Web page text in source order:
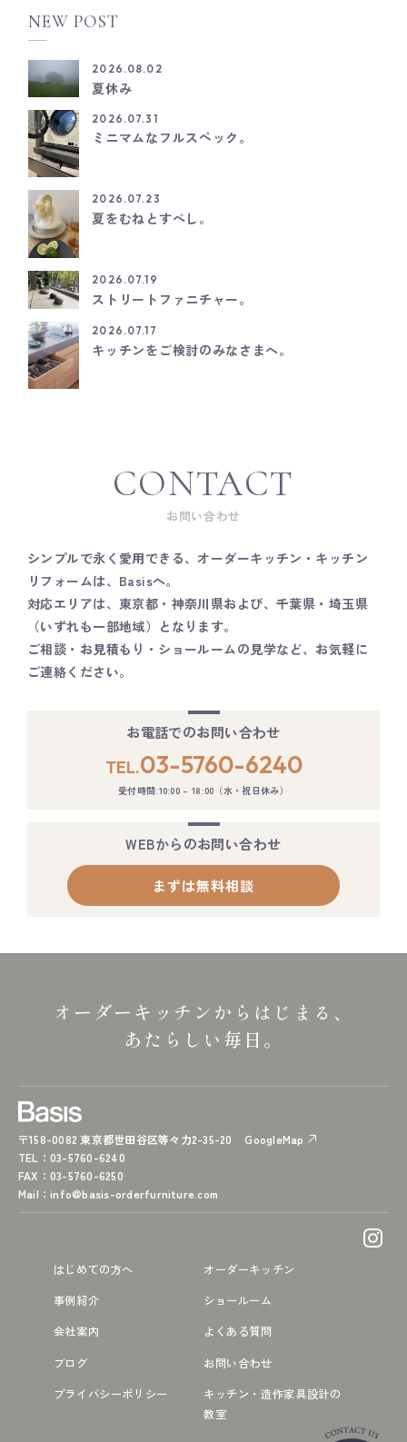
NEW POST
2026.08.02
夏休み
2026.07.31
ミニマムなフルスペック。
2026.07.23
夏をむねとすべし。
2026.07.19
ストリートファニチャー。
2026.07.17
キッチンをご検討のみなさまへ。
CONTACT
お問い合わせ
シンプルで永く愛用できる、オーダーキッチン・キッチン
リフォームは、Basisへ。
対応エリアは、東京都・神奈川県および、千葉県・埼玉県
（いずれも一部地域）となります。
ご相談・お見積もり・ショールームの見学など、お気軽に
ご連絡ください。
お電話でのお問い合わせ
TEL.03-5760-6240
受付時間:10:00 – 18:00（水・祝日休み）
WEBからのお問い合わせ
まずは無料相談
オーダーキッチンからはじまる、
あたらしい毎日。
〒158-0082 東京都世田谷区等々力2-35-20
GoogleMap
TEL ：03-5760-6240
FAX ：03-5760-6250
Mail ：info@basis-orderfurniture.com
はじめての方へ
オーダーキッチン
事例紹介
ショールーム
会社案内
よくある質問
ブログ
お問い合わせ
プライバシーポリシー
キッチン・造作家具設計の
教室